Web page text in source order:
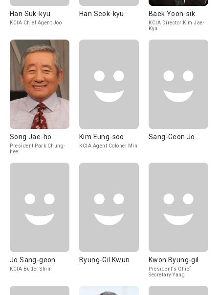
Han Suk-kyu
KCIA Chief Agent Joo
Han Seok-kyu Baek Yoon-sik
KCIA Director Kim Jae-
Kyu
Song Jae-ho
President Park Chung-
hee
Kim Eung-soo
KCIA Agent Colonel Min
Sang-Geon Jo
Jo Sang-geon
KCIA Butler Shim
Byung-Gil Kwun Kwon Byung-gil
President's Chief
Secretary Yang